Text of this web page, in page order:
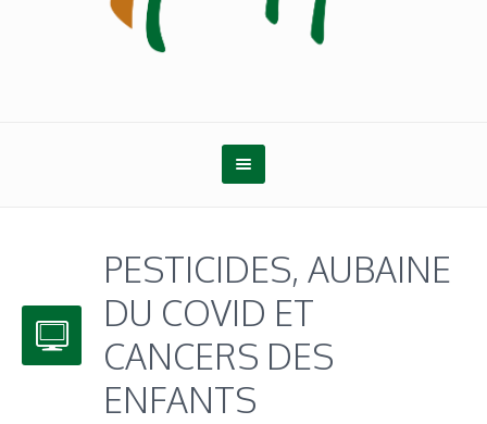
PESTICIDES, AUBAINE
DU COVID ET
CANCERS DES
ENFANTS